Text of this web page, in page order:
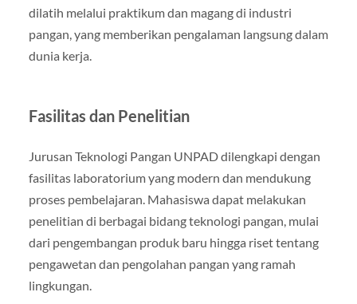
dilatih melalui praktikum dan magang di industri
pangan, yang memberikan pengalaman langsung dalam
dunia kerja.
Fasilitas dan Penelitian
Jurusan Teknologi Pangan UNPAD dilengkapi dengan
fasilitas laboratorium yang modern dan mendukung
proses pembelajaran. Mahasiswa dapat melakukan
penelitian di berbagai bidang teknologi pangan, mulai
dari pengembangan produk baru hingga riset tentang
pengawetan dan pengolahan pangan yang ramah
lingkungan.